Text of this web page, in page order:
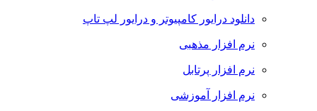
دانلود درایور کامپیوتر و درایور لپ تاپ
نرم افزار مذهبی
نرم افزار پرتابل
نرم افزار آموزشی